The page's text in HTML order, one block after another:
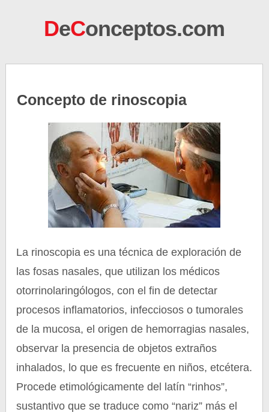
DeConceptos.com
Concepto de rinoscopia
La rinoscopia es una técnica de exploración de
las fosas nasales, que utilizan los médicos
otorrinolaringólogos, con el fin de detectar
procesos inflamatorios, infecciosos o tumorales
de la mucosa, el origen de hemorragias nasales,
observar la presencia de objetos extraños
inhalados, lo que es frecuente en niños, etcétera.
Procede etimológicamente del latín “rinhos”,
sustantivo que se traduce como “nariz” más el